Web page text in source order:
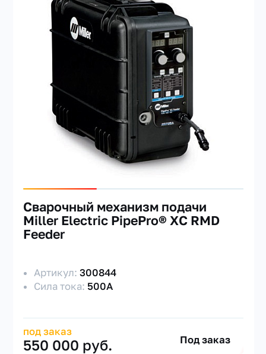
Сварочный механизм подачи
Miller Electric PipePro® XC RMD
Feeder
Артикул:300844
Сила тока: 500А
под заказ
550 000 руб. Под заказ